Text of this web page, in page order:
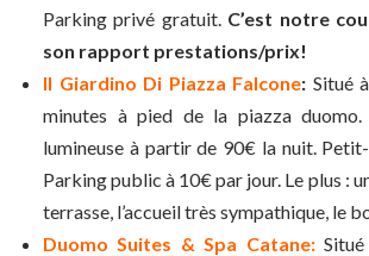
Parking privé gratuit. C’est notre
son rapport prestations/prix!
Il Giardino Di Piazza Falcone: Situé
minutes à pied de la piazza duomo.
lumineuse à partir de 90€ la nuit.
Parking public à 10€ par jour. Le plus :
terrasse, l’accueil très sympathique, le
Duomo Suites & Spa Catane: